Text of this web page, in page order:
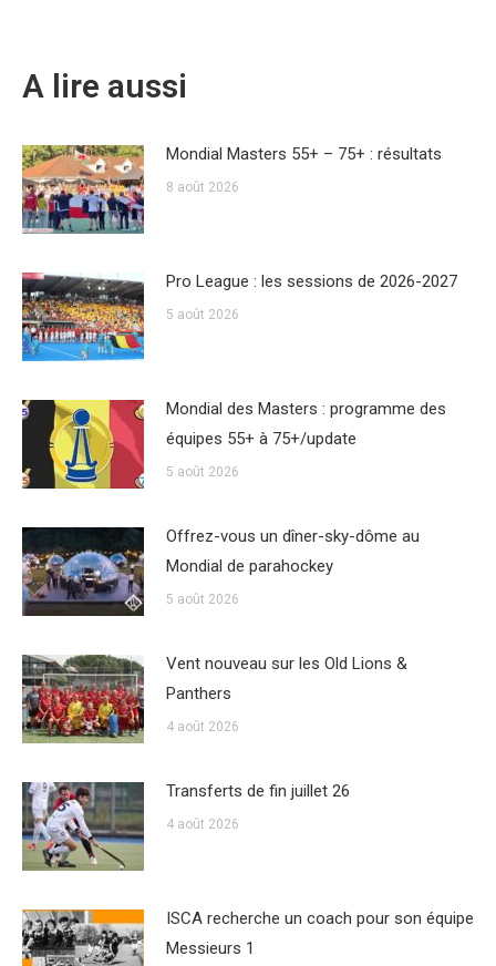
A lire aussi
Mondial Masters 55+ – 75+ : résultats
8 août 2026
Pro League : les sessions de 2026-2027
5 août 2026
Mondial des Masters : programme des
équipes 55+ à 75+/update
5 août 2026
Offrez-vous un dîner-sky-dôme au
Mondial de parahockey
5 août 2026
Vent nouveau sur les Old Lions &
Panthers
4 août 2026
Transferts de fin juillet 26
4 août 2026
ISCA recherche un coach pour son équipe
Messieurs 1